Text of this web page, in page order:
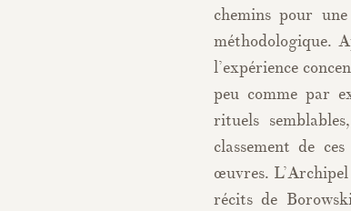
chemins pour
méthodologique.
l’expérience
peu comme par
rituels
classement de
œuvres.
récits de